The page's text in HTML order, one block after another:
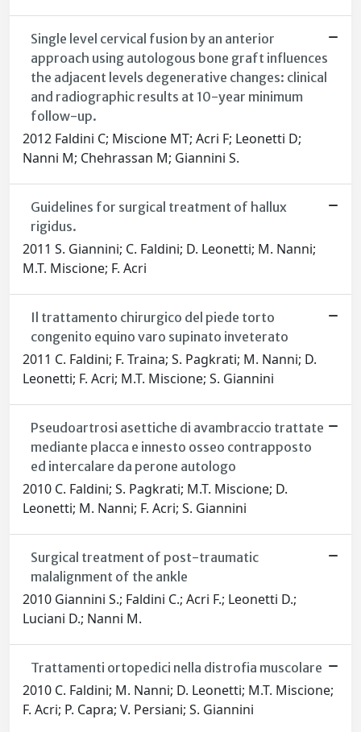
Single level cervical fusion by an anterior
approach using autologous bone graft influences
the adjacent levels degenerative changes: clinical
and radiographic results at 10-year minimum
follow-up.
2012 Faldini C; Miscione MT; Acri F; Leonetti D;
Nanni M; Chehrassan M; Giannini S.
Guidelines for surgical treatment of hallux
rigidus.
2011 S. Giannini; C. Faldini; D. Leonetti; M. Nanni;
M.T. Miscione; F. Acri
Il trattamento chirurgico del piede torto
congenito equino varo supinato inveterato
2011 C. Faldini; F. Traina; S. Pagkrati; M. Nanni; D.
Leonetti; F. Acri; M.T. Miscione; S. Giannini
Pseudoartrosi asettiche di avambraccio trattate
mediante placca e innesto osseo contrapposto
ed intercalare da perone autologo
2010 C. Faldini; S. Pagkrati; M.T. Miscione; D.
Leonetti; M. Nanni; F. Acri; S. Giannini
Surgical treatment of post-traumatic
malalignment of the ankle
2010 Giannini S.; Faldini C.; Acri F.; Leonetti D.;
Luciani D.; Nanni M.
Trattamenti ortopedici nella distrofia muscolare
2010 C. Faldini; M. Nanni; D. Leonetti; M.T. Miscione;
F. Acri; P. Capra; V. Persiani; S. Giannini